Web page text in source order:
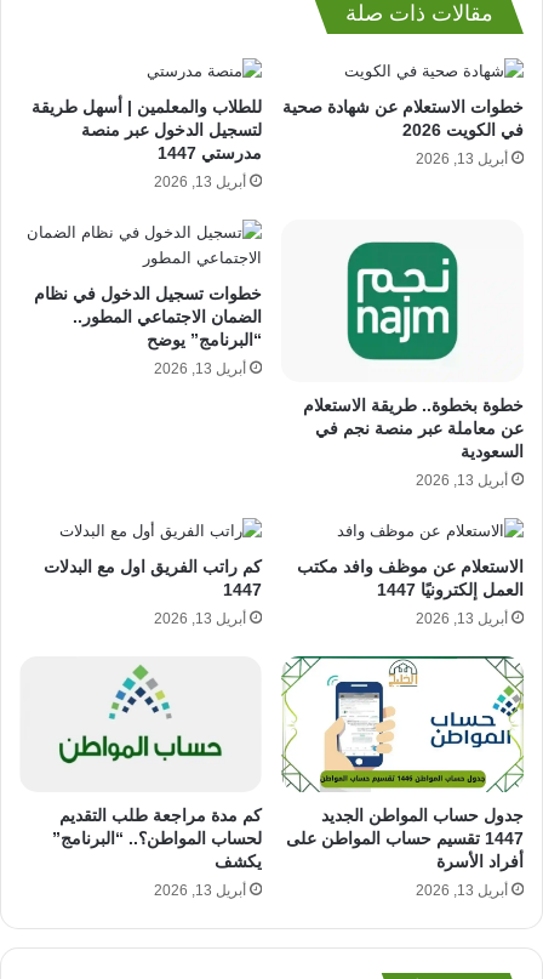
مقالات ذات صلة
خطوات الاستعلام عن شهادة صحية
في الكويت 2026
أبريل 13, 2026
للطلاب والمعلمين | أسهل طريقة
لتسجيل الدخول عبر منصة
مدرستي 1447
أبريل 13, 2026
خطوة بخطوة.. طريقة الاستعلام
عن معاملة عبر منصة نجم في
السعودية
أبريل 13, 2026
خطوات تسجيل الدخول في نظام
الضمان الاجتماعي المطور..
“البرنامج” يوضح
أبريل 13, 2026
الاستعلام عن موظف وافد مكتب
العمل إلكترونيًا 1447
أبريل 13, 2026
كم راتب الفريق اول مع البدلات
1447
أبريل 13, 2026
جدول حساب المواطن الجديد
1447 تقسيم حساب المواطن على
أفراد الأسرة
أبريل 13, 2026
كم مدة مراجعة طلب التقديم
لحساب المواطن؟.. “البرنامج”
يكشف
أبريل 13, 2026